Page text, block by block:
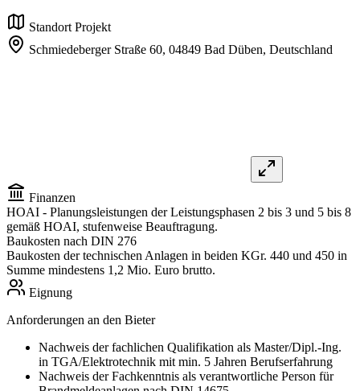
Standort Projekt
Schmiedeberger Straße 60, 04849 Bad Düben, Deutschland
Finanzen
HOAI - Planungsleistungen der Leistungsphasen 2 bis 3 und 5 bis 8
gemäß HOAI, stufenweise Beauftragung.
Baukosten nach DIN 276
Baukosten der technischen Anlagen in beiden KGr. 440 und 450 in
Summe mindestens 1,2 Mio. Euro brutto.
Eignung
Anforderungen an den Bieter
Nachweis der fachlichen Qualifikation als Master/Dipl.-Ing.
in TGA/Elektrotechnik mit min. 5 Jahren Berufserfahrung
Nachweis der Fachkenntnis als verantwortliche Person für